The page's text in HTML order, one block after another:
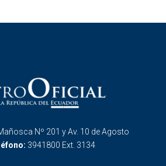
Nº 201 y Av. 10 de Agosto
3941800 Ext. 3134